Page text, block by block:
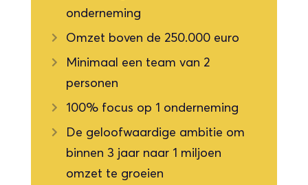
onderneming
 Omzet boven de 250.000 euro

Minimaal een team van 2
personen
 100% focus op 1 onderneming

De geloofwaardige ambitie om
binnen 3 jaar naar 1 miljoen
omzet te groeien